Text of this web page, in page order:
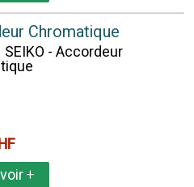
Chromatique
SEIKO - Accordeur
+